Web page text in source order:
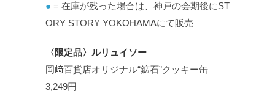
● = 在庫が残った場合は、神戸の会期後にST
ORY STORY YOKOHAMAにて販売
〈限定品〉ルリュイソー
岡﨑百貨店オリジナル“鉱石”クッキー缶
3,249円